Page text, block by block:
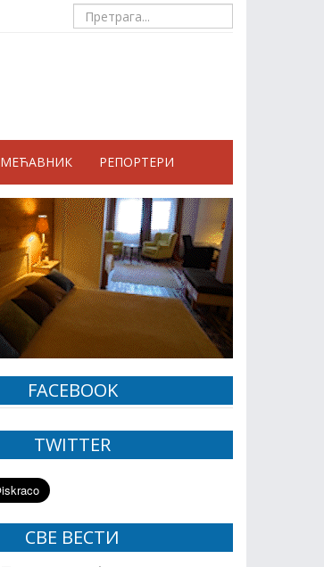
МЕЋАВНИК РЕПОРТЕРИ
FACEBOOK
TWITTER
СВЕ ВЕСТИ